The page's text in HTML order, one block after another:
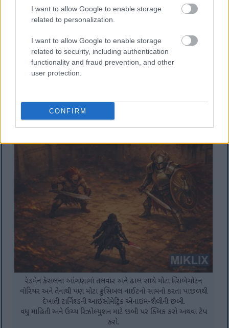
I want to allow Google to enable storage
related to personalization.
I want to allow Google to enable storage
related to security, including authentication
functionality and fraud prevention, and other
user protection.
CONFIRM
રેડમેન કેસલના આંગણામાં તલવાર અને ઢાલ સાથે થોડા ઊંચા મિસબેગોટન
આર્મરનું આઇસોમેટ્રિક એનાઇમ-શૈલીનું દ્રશ્ય.
વધુ માહિતી અને ઉચ્ચ રિઝોલ્યુશન માટે છબી પર ક્લિક કરો અથવા ટેપ
કરો.
રેડમેન કેસલના આંગણામાં તલવાર અને ઢાલ સાથે મોટા મિસબેગોટન
વોરિયર અને તેનાથી પણ મોટા ક્રુસિબલ નાઈટનો સામનો કરતા પાછળથી
દેખાતી ટાર્નિશ્ડની આઇસોમેટ્રિક એનાઇમ-શૈલીની છબી.
વધુ માહિતી અને ઉચ્ચ રિઝોલ્યુશન માટે છબી પર ક્લિક કરો અથવા ટેપ
કરો.